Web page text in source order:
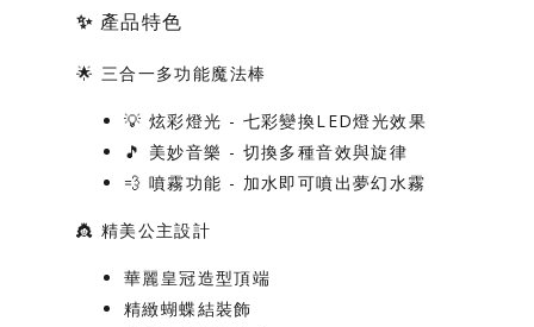
✨ 產品特色
🌟 三合一多功能魔法棒
💡 炫彩燈光 - 七彩變換LED燈光效果
🎵 美妙音樂 - 切換多種音效與旋律
💨 噴霧功能 - 加水即可噴出夢幻水霧
👸 精美公主設計
華麗皇冠造型頂端
精緻蝴蝶結裝飾